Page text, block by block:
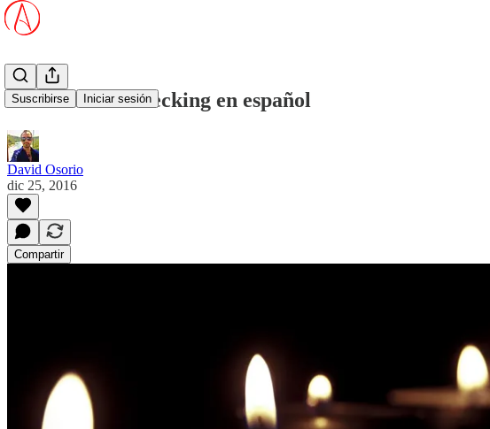
Suscribirse Iniciar sesión
Sitios de fact-checking en español
David Osorio
dic 25, 2016
Compartir